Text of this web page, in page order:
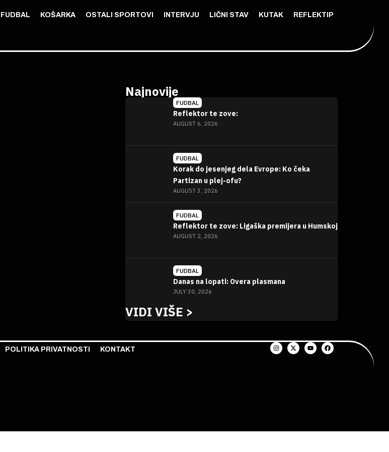
FUDBAL KOŠARKA OSTALI SPORTOVI INTERVJU LIČNI STAV KUTAK REFLEKTIP
Najnovije
FUDBAL
Reflektor te zove:
AUGUST 6, 2026
FUDBAL
Korak do jesenjeg dela Evrope: Ko čeka
Partizan u plej-ofu?
AUGUST 3, 2026
FUDBAL
Reflektor te zove: Ligaška premijera u Humskoj
AUGUST 2, 2026
FUDBAL
Danas na lopati: Overa plasmana
JULY 30, 2026
VIDI VIŠE >
POLITIKA PRIVATNOSTI KONTAKT